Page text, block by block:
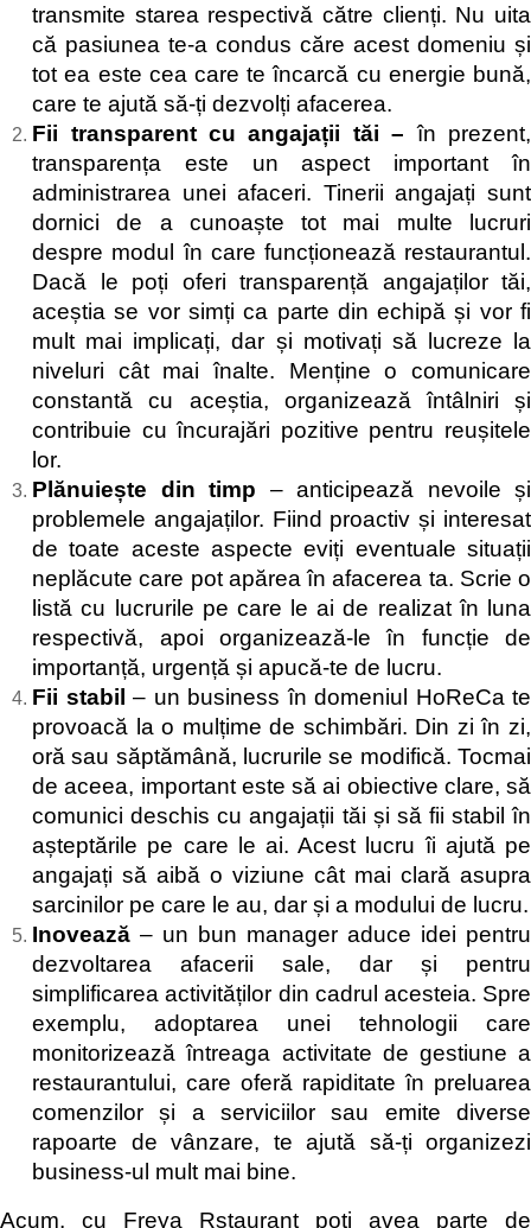
transmite starea respectivă către clienți. Nu uita
că pasiunea te-a condus căre acest domeniu și
tot ea este cea care te încarcă cu energie bună,
care te ajută să-ți dezvolți afacerea.
Fii transparent cu angajații tăi –în prezent,
transparența este un aspect important în
administrarea unei afaceri. Tinerii angajați sunt
dornici de a cunoaște tot mai multe lucruri
despre modul în care funcționează restaurantul.
Dacă le poți oferi transparență angajaților tăi,
aceștia se vor simți ca parte din echipă și vor fi
mult mai implicați, dar și motivați să lucreze la
niveluri cât mai înalte. Menține o comunicare
constantă cu aceștia, organizează întâlniri și
contribuie cu încurajări pozitive pentru reușitele
lor.
Plănuiește din timp – anticipează nevoile și
problemele angajaților. Fiind proactiv și interesat
de toate aceste aspecte eviți eventuale situații
neplăcute care pot apărea în afacerea ta. Scrie o
listă cu lucrurile pe care le ai de realizat în luna
respectivă, apoi organizează-le în funcție de
importanță, urgență și apucă-te de lucru.
Fii stabil – un business în domeniul HoReCa te
provoacă la o mulțime de schimbări. Din zi în zi,
oră sau săptămână, lucrurile se modifică. Tocmai
de aceea, important este să ai obiective clare, să
comunici deschis cu angajații tăi și să fii stabil în
așteptările pe care le ai. Acest lucru îi ajută pe
angajați să aibă o viziune cât mai clară asupra
sarcinilor pe care le au, dar și a modului de lucru.
Inovează – un bun manager aduce idei pentru
dezvoltarea afacerii sale, dar și pentru
simplificarea activităților din cadrul acesteia. Spre
exemplu, adoptarea unei tehnologii care
monitorizează întreaga activitate de gestiune a
restaurantului, care oferă rapiditate în preluarea
comenzilor și a serviciilor sau emite diverse
rapoarte de vânzare, te ajută să-ți organizezi
business-ul mult mai bine.
Acum, cu Freya Rstaurant poți avea parte de